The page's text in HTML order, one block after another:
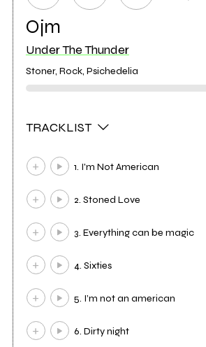
Ojm
Under The Thunder
Stoner, Rock, Psichedelia
TRACKLIST
1. I'm Not American
2. Stoned Love
3. Everything can be magic
4. Sixties
5. I’m not an american
6. Dirty night